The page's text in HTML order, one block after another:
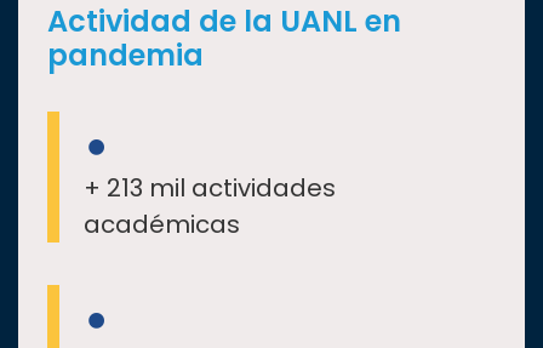
Actividad de la UANL en
pandemia
+ 213 mil actividades
académicas